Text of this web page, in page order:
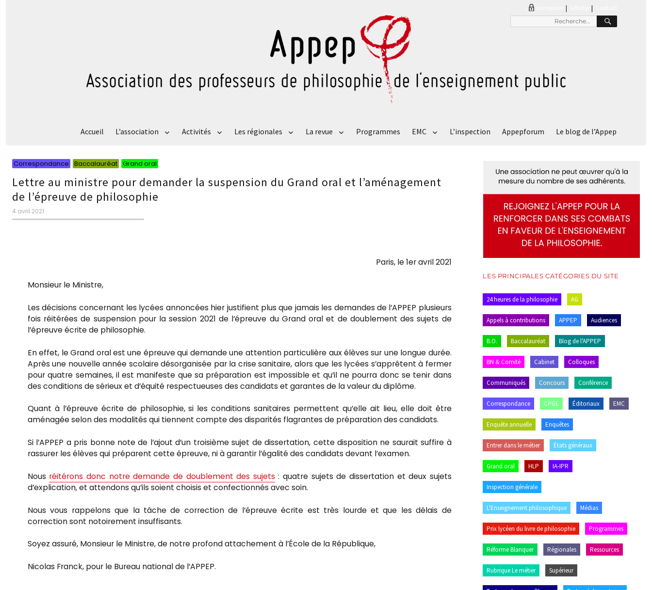
|
pour
Accueil L’association Activités Les régionales La revue Programmes EMC L’inspection Appepforum Le blog de l’Appep
Correspondance Baccalauréat Grand oral
Lettre au ministre pour demander la suspension du Grand oral et l’aménagement
de l’épreuve de philosophie
Publié
le
4 avril 2021
Paris, le 1er avril 2021
Monsieur le Ministre,
Les décisions concernant les lycées annoncées hier justifient plus que jamais les demandes de l’APPEP plusieurs
fois réitérées de suspension pour la session 2021 de l’épreuve du Grand oral et de doublement des sujets de
l’épreuve écrite de philosophie.
En effet, le Grand oral est une épreuve qui demande une attention particulière aux élèves sur une longue durée.
Après une nouvelle année scolaire désorganisée par la crise sanitaire, alors que les lycées s’apprêtent à fermer
pour quatre semaines, il est manifeste que sa préparation est impossible et qu’il ne pourra donc se tenir dans
des conditions de sérieux et d’équité respectueuses des candidats et garantes de la valeur du diplôme.
Quant à l’épreuve écrite de philosophie, si les conditions sanitaires permettent qu’elle ait lieu, elle doit être
aménagée selon des modalités qui tiennent compte des disparités flagrantes de préparation des candidats.
Si l’APPEP a pris bonne note de l’ajout d’un troisième sujet de dissertation, cette disposition ne saurait suffire à
rassurer les élèves qui préparent cette épreuve, ni à garantir l’égalité des candidats devant l’examen.
Nous réitérons donc notre demande de doublement des sujets: quatre sujets de dissertation et deux sujets
d’explication, et attendons qu’ils soient choisis et confectionnés avec soin.
Nous vous rappelons que la tâche de correction de l’épreuve écrite est très lourde et que les délais de
correction sont notoirement insuffisants.
Soyez assuré, Monsieur le Ministre, de notre profond attachement à l’École de la République,
Nicolas Franck, pour le Bureau national de l’APPEP.
LES PRINCIPALES CATÉGORIES DU SITE
24 heures de la philosophie AG
Appels à contributions APPEP Audiences
B.O. Baccalauréat Blog de l'APPEP
BN & Comité Cabinet Colloques
Communiqués Concours Conférence
Correspondance CPGE Éditoriaux EMC
Enquête annuelle Enquêtes
Entrer dans le métier États généraux
Grand oral HLP IA-IPR
Inspection générale
L'Enseignement philosophique Médias
Prix lycéen du livre de philosophie Programmes
Réforme Blanquer Régionales Ressources
Rubrique Le métier Supérieur